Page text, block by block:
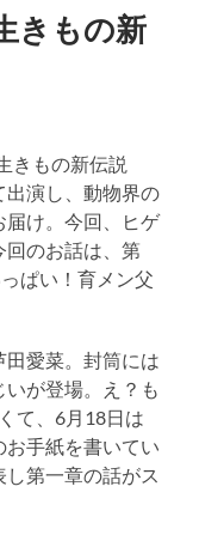
きもの新
きもの新伝説
出演し、動物界の
届け。今回、ヒゲ
回のお話は、第
ぱい！育メン父
愛菜。封筒には
が登場。え？も
て、6月18日は
手紙を書いてい
第一章の話がス